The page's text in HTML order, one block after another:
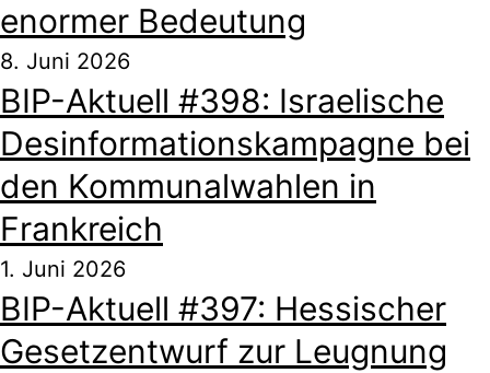
enormer Bedeutung
8. Juni 2026
BIP-Aktuell #398: Israelische
Desinformationskampagne bei
den Kommunalwahlen in
Frankreich
1. Juni 2026
BIP-Aktuell #397: Hessischer
Gesetzentwurf zur Leugnung